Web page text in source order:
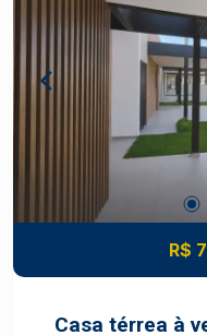
R$
Casa térrea à